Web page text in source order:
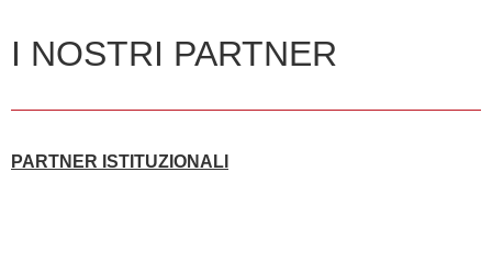
I NOSTRI PARTNER
PARTNER ISTITUZIONALI